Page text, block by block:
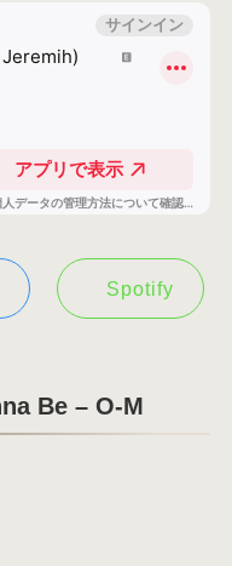
Spotify
Be – O-M